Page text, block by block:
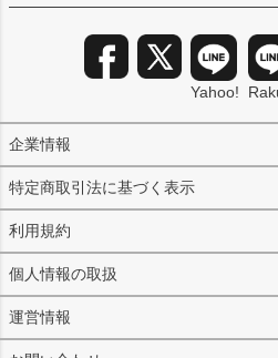
企業情報
特定商取引法に基づく表示
利用規約
個人情報の取扱
運営情報
Yahoo!